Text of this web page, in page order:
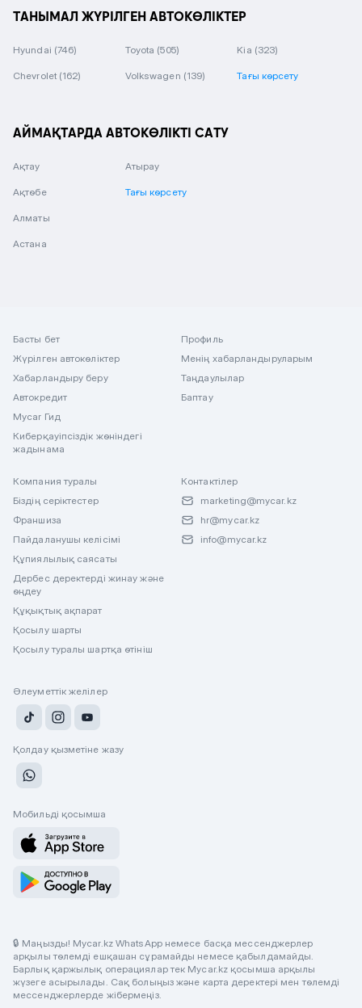
ТАНЫМАЛ ЖҮРІЛГЕН АВТОКӨЛІКТЕР
Hyundai (746) Toyota (505) Kia (323)
Chevrolet (162) Volkswagen (139) Тағы көрсету
АЙМАҚТАРДА АВТОКӨЛІКТІ САТУ
Ақтау
Ақтөбе
Алматы
Астана
Атырау
Тағы көрсету
Басты бет
Жүрілген автокөліктер
Хабарландыру беру
Автокредит
Mycar Гид
Киберқауіпсіздік жөніндегі
жадынама
Профиль
Менің хабарландыруларым
Таңдаулылар
Баптау
Компания туралы
Біздің серіктестер
Франшиза
Пайдаланушы келісімі
Құпиялылық саясаты
Дербес деректерді жинау және
өңдеу
Құқықтық ақпарат
Қосылу шарты
Қосылу туралы шартқа өтініш
Контактілер
marketing@mycar.kz
hr@mycar.kz
info@mycar.kz
Әлеуметтік желілер
Қолдау қызметіне жазу
Мобильді қосымша
🔒 Маңызды! Mycar.kz WhatsApp немесе басқа мессенджерлер
арқылы төлемді ешқашан сұрамайды немесе қабылдамайды.
Барлық қаржылық операциялар тек Mycar.kz қосымша арқылы
жүзеге асырылады. Сақ болыңыз және карта деректері мен төлемді
мессенджерлерде жібермеңіз.